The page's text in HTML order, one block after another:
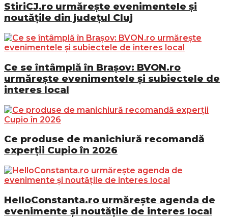
StiriCJ.ro urmărește evenimentele și
noutățile din județul Cluj
Ce se întâmplă în Brașov: BVON.ro
urmărește evenimentele și subiectele de
interes local
Ce produse de manichiură recomandă
experții Cupio în 2026
HelloConstanta.ro urmărește agenda de
evenimente și noutățile de interes local